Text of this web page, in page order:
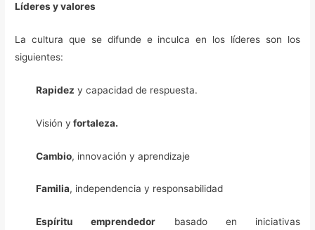
Líderes y valores
La cultura que se difunde e inculca en los líderes son los
siguientes:
Rapidez y capacidad de respuesta.
Visión y fortaleza.
Cambio, innovación y aprendizaje
Familia, independencia y responsabilidad
Espíritu emprendedor basado en iniciativas